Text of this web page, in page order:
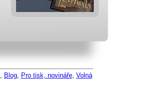
, Blog, Pro tisk, novináře, Volná